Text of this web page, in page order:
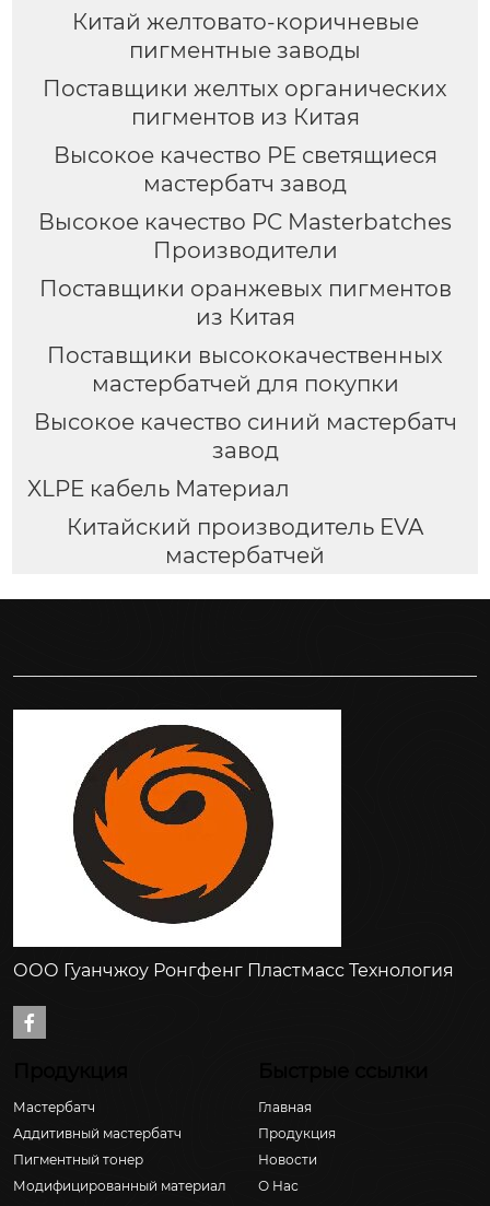
Китай желтовато-коричневые
пигментные заводы
Поставщики желтых органических
пигментов из Китая
Высокое качество PE светящиеся
мастербатч завод
Высокое качество PC Masterbatches
Производители
Поставщики оранжевых пигментов
из Китая
Поставщики высококачественных
мастербатчей для покупки
Высокое качество синий мастербатч
завод
XLPE кабель Материал
Китайский производитель EVA
мастербатчей
ООО Гуанчжоу Ронгфенг Пластмасс Технология

Мастербатч
Аддитивный мастербатч
Пигментный тонер
Модифицированный материал
Главная
Продукция
Новости
О Hас